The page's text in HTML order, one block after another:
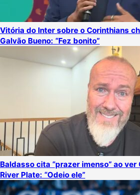
Vitória do Inter sobre o Corinthians
Galvão Bueno: “Fez bonito”
Baldasso cita “prazer imenso” ao
River Plate: “Odeio ele”